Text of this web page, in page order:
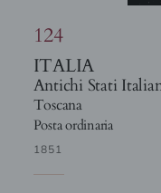
124
ITALIA
Antichi Stati
Toscana
Posta ordinaria
1851